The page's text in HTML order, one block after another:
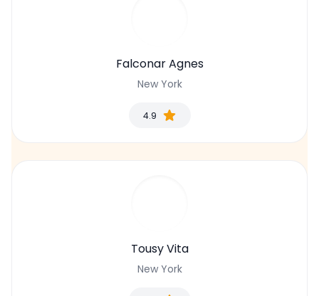
Falconar Agnes
New York
4.9
Tousy Vita
New York